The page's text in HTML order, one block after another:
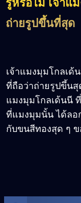
รู้หรือไม่ เจ้าแ
ถ่ายรูปขึ้นที่สุด
เจ้าแมงมุมโกลเ
ที่ถือว่าถ่ายรูปขึ้น
แมงมุมโกลเด้นนี
ที่แมงมุมนั้น ได้ลอ
กับขนสีทองสุด ๆ